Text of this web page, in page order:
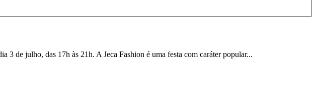
de julho, das 17h às 21h. A Jeca Fashion é uma festa com caráter popular...